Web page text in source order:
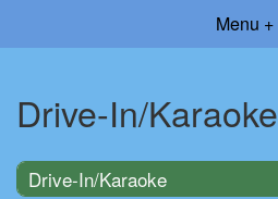
Menu +
Drive-In/Karaoke
Drive-In/Karaoke